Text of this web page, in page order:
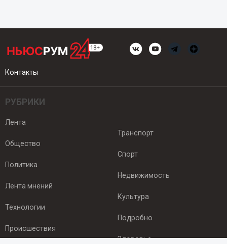
Контакты
РУБРИКИ
Лента
Общество
Политика
Лента мнений
Технологии
Происшествия
Транспорт
Спорт
Недвижимость
Культура
Подробно
Здоровье